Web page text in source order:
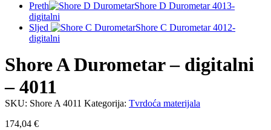
Preth
Shore D Durometar 4013-
digitalni
Sljed
Shore C Durometar 4012-
digitalni
Shore A Durometar – digitalni
– 4011
SKU: Shore A 4011 Kategorija: Tvrdoća materijala
174,04 €